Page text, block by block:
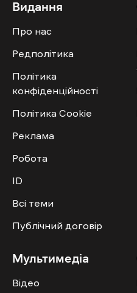
Видання
Про нас
Редполітика
Політика
конфіденційності
Політика Cookie
Реклама
Робота
ID
Всі теми
Публічний договір
Мультимедіа
Відео